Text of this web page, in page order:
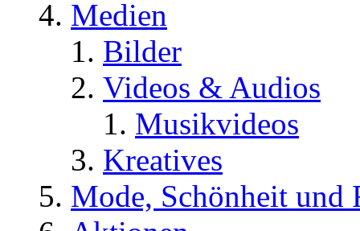
Medien
Bilder
Videos & Audios
Musikvideos
Kreatives
Mode, Schönheit und